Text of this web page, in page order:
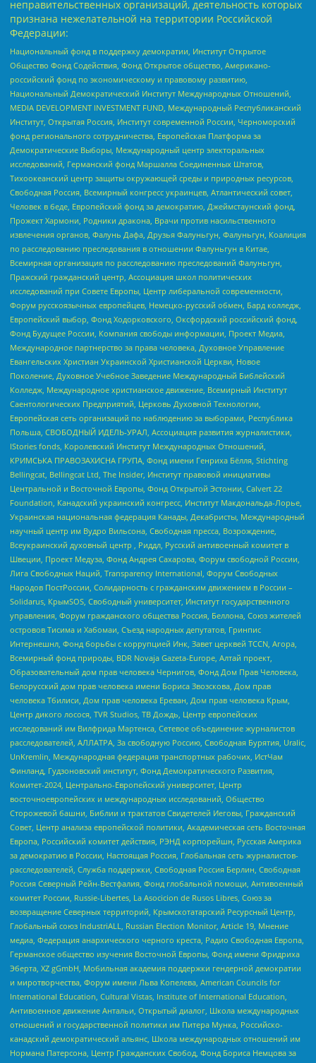
неправительственных организаций, деятельность которых
признана нежелательной на территории Российской
Федерации:
Национальный фонд в поддержку демократии, Институт Открытое
Общество Фонд Содействия, Фонд Открытое общество, Американо-
российский фонд по экономическому и правовому развитию,
Национальный Демократический Институт Международных Отношений,
MEDIA DEVELOPMENT INVESTMENT FUND, Международный Республиканский
Институт, Открытая Россия, Институт современной России, Черноморский
фонд регионального сотрудничества, Европейская Платформа за
Демократические Выборы, Международный центр электоральных
исследований, Германский фонд Маршалла Соединенных Штатов,
Тихоокеанский центр защиты окружающей среды и природных ресурсов,
Свободная Россия, Всемирный конгресс украинцев, Атлантический совет,
Человек в беде, Европейский фонд за демократию, Джеймстаунский фонд,
Прожект Хармони, Родники дракона, Врачи против насильственного
извлечения органов, Фалунь Дафа, Друзья Фалуньгун, Фалуньгун, Коалиция
по расследованию преследования в отношении Фалуньгун в Китае,
Всемирная организация по расследованию преследований Фалуньгун,
Пражский гражданский центр, Ассоциация школ политических
исследований при Совете Европы, Центр либеральной современности,
Форум русскоязычных европейцев, Немецко-русский обмен, Бард колледж,
Европейский выбор, Фонд Ходорковского, Оксфордский российский фонд,
Фонд Будущее России, Компания свободы информации, Проект Медиа,
Международное партнерство за права человека, Духовное Управление
Евангельских Христиан Украинской Христианской Церкви, Новое
Поколение, Духовное Учебное Заведение Международный Библейский
Колледж, Международное христианское движение, Всемирный Институт
Саентологических Предприятий, Церковь Духовной Технологии,
Европейская сеть организаций по наблюдению за выборами, Республика
Польша, СВОБОДНЫЙ ИДЕЛЬ-УРАЛ, Ассоциация развития журналистики,
IStories fonds, Королевский Институт Международных Отношений,
КРИМСЬКА ПРАВОЗАХИСНА ГРУПА, Фонд имени Генриха Бёлля, Stichting
Bellingcat, Bellingcat Ltd, The Insider, Институт правовой инициативы
Центральной и Восточной Европы, Фонд Открытой Эстонии, Calvert 22
Foundation, Канадский украинский конгресс, Институт Макдональда-Лорье,
Украинская национальная федерация Канады, Декабристы, Международный
научный центр им Вудро Вильсона, Свободная пресса, Возрождение,
Всеукраинский духовный центр , Риддл, Русский антивоенный комитет в
Швеции, Проект Медуза, Фонд Андрея Сахарова, Форум свободной России,
Лига Свободных Наций, Transparеncy International, Форум Свободных
Народов ПостРоссии, Солидарность с гражданским движением в России –
Solidarus, КрымSOS, Свободный университет, Институт государственного
управления, Форум гражданского общества Россия, Беллона, Союз жителей
островов Тисима и Хабомаи, Съезд народных депутатов, Гринпис
Интернешнл, Фонд борьбы с коррупцией Инк, Завет церквей TCCN, Агора,
Всемирный фонд природы, BDR Novaja Gazeta-Europe, Алтай проект,
Образовательный дом прав человека Чернигов, Фонд Дом Прав Человека,
Белорусский дом прав человека имени Бориса Звозскова, Дом прав
человека Тбилиси, Дом прав человека Ереван, Дом прав человека Крым,
Центр дикого лосося, TVR Studios, ТВ Дождь, Центр европейских
исследований им Вилфрида Мартенса, Сетевое объединение журналистов
расследователей, АЛЛАТРА, За свободную Россию, Свободная Бурятия, Uralic,
UnKremlin, Международная федерация транспортных рабочих, ИстЧам
Финланд, Гудзоновский институт, Фонд Демократического Развития,
Комитет-2024, Центрально-Европейский университет, Центр
восточноевропейских и международных исследований, Общество
Сторожевой башни, Библии и трактатов Свидетелей Иеговы, Гражданский
Совет, Центр анализа европейской политики, Академическая сеть Восточная
Европа, Российский комитет действия, РЭНД корпорейшн, Русская Америка
за демократию в России, Настоящая Россия, Глобальная сеть журналистов-
расследователей, Служба поддержки, Свободная Россия Берлин, Свободная
Россия Северный Рейн-Вестфалия, Фонд глобальной помощи, Антивоенный
комитет России, Russie-Libertes, La Asocicion de Rusos Libres, Союз за
возвращение Северных территорий, Крымскотатарский Ресурсный Центр,
Глобальный союз IndustriALL, Russian Election Monitor, Article 19, Мнение
медиа, Федерация анархического черного креста, Радио Свободная Европа,
Германское общество изучения Восточной Европы, Фонд имени Фридриха
Эберта, XZ gGmbH, Мобильная академия поддержки гендерной демократии
и миротворчества, Форум имени Льва Копелева, American Councils for
International Education, Cultural Vistas, Institute of International Education,
Антивоенное движение Антальи, Открытый диалог, Школа международных
отношений и государственной политики им Питера Мунка, Российско-
канадский демократический альянс, Школа международных отношений им
Нормана Патерсона, Центр Гражданских Свобод, Фонд Бориса Немцова за